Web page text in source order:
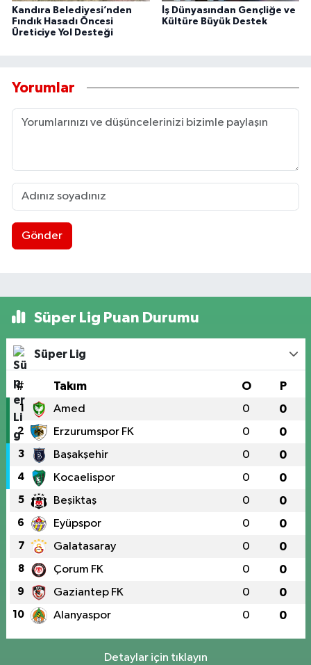
Kandıra Belediyesi’nden
Fındık Hasadı Öncesi
Üreticiye Yol Desteği
İş Dünyasından Gençliğe ve
Kültüre Büyük Destek
Yorumlar
Gönder
Süper Lig Puan Durumu
Süper Lig
# Takım O P
1 Amed 0 0
2 Erzurumspor FK 0 0
3 Başakşehir 0 0
4 Kocaelispor 0 0
5 Beşiktaş 0 0
6 Eyüpspor 0 0
7 Galatasaray 0 0
8 Çorum FK 0 0
9 Gaziantep FK 0 0
10 Alanyaspor 0 0
Detaylar için tıklayın